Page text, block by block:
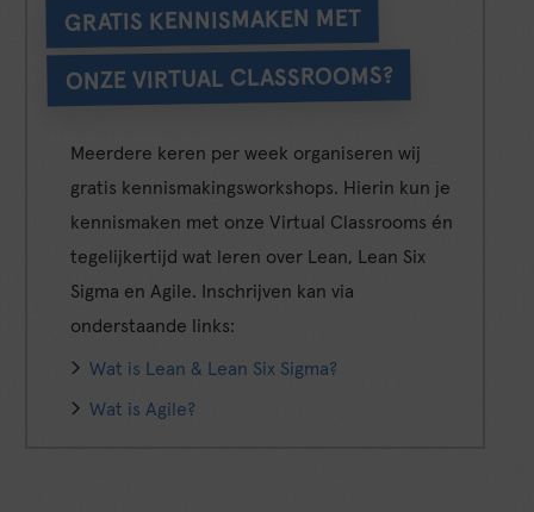
GRATIS KENNISMAKEN MET
ONZE VIRTUAL CLASSROOMS?
Meerdere keren per week organiseren wij
gratis kennismakingsworkshops. Hierin kun je
kennismaken met onze Virtual Classrooms én
tegelijkertijd wat leren over Lean, Lean Six
Sigma en Agile. Inschrijven kan via
onderstaande links:
Wat is Lean & Lean Six Sigma?
Wat is Agile?